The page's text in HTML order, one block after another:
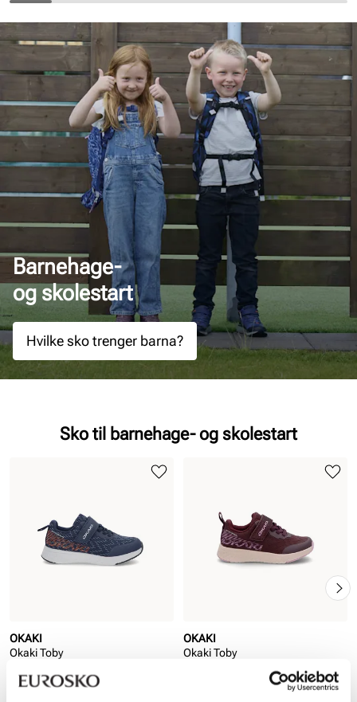
Barnehage-
og skolestart
Hvilke sko trenger barna?
Sko til barnehage- og skolestart
OKAKI
Okaki Toby
OKAKI
Okaki Toby